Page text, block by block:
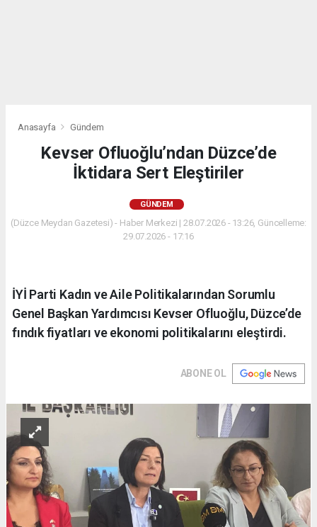
Anasayfa Gündem
Kevser Ofluoğlu’ndan Düzce’de
İktidara Sert Eleştiriler
GÜNDEM
(Düzce Meydan Gazetesi) - Haber Merkezi | 28.07.2026 - 13:26, Güncelleme:
29.07.2026 - 17:16
İYİ Parti Kadın ve Aile Politikalarından Sorumlu
Genel Başkan Yardımcısı Kevser Ofluoğlu, Düzce’de
fındık fiyatları ve ekonomi politikalarını eleştirdi.
ABONE OL